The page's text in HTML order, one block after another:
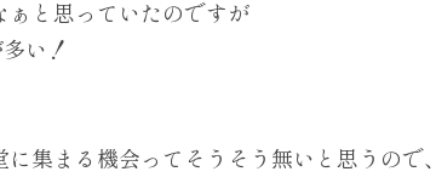
と思っていたのですが
い！
集まる機会ってそうそう無いと思うので